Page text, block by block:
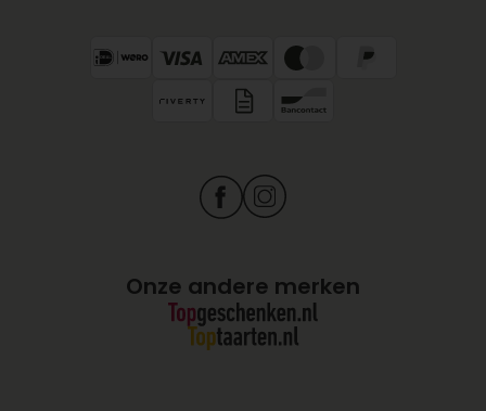
Onze andere merken